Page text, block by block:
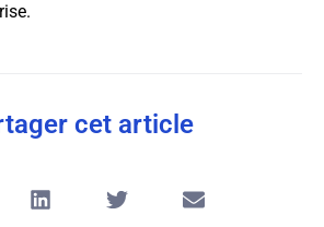
cet article